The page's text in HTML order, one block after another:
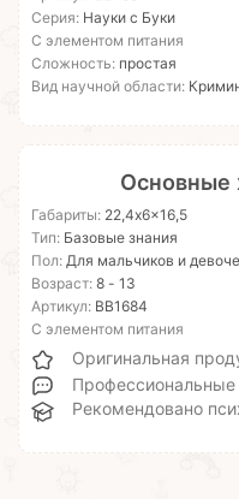
Серия: Науки с Буки
С элементом питания
Сложность: простая
Вид научной области:
Основные
Габариты: 22,4x6x16,5
Тип: Базовые знания
Пол: Для мальчиков и
Возраст: 8 - 13
Артикул: ВВ1684
С элементом питания
Оригинальная
Профессиональные
Рекомендовано